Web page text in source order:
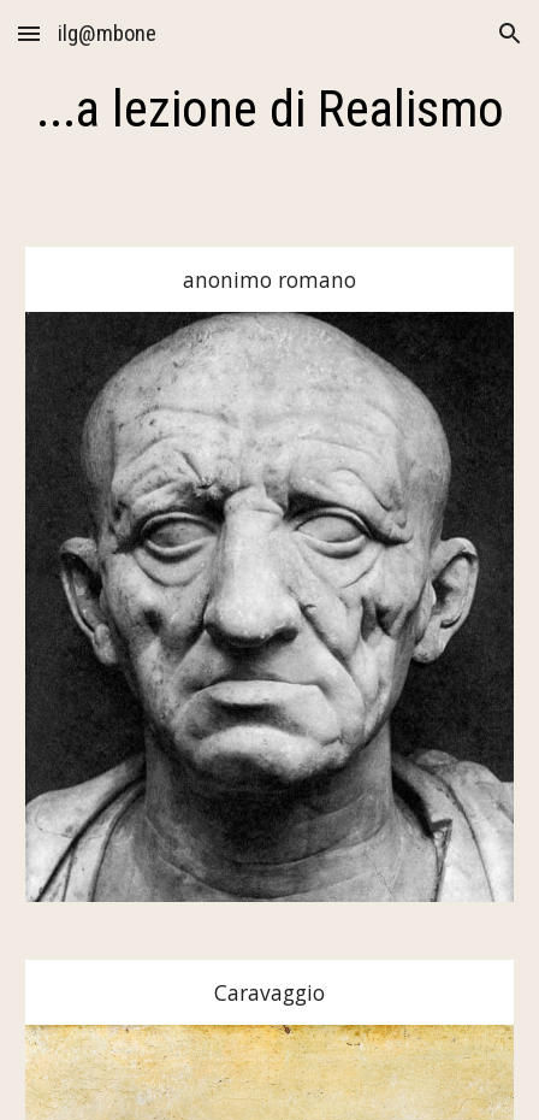
Skip to main content Skip to navigation
ilg@mbone
...a lezione di Realismo
anonimo romano
Caravaggio